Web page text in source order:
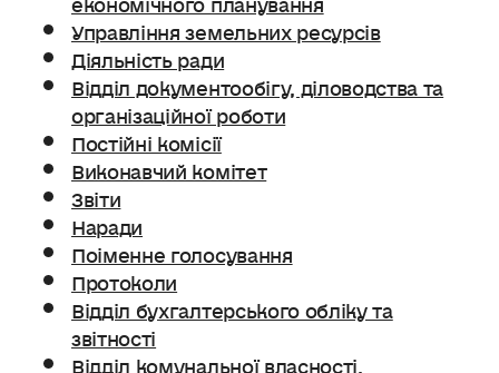
Управління земельних ресурсів
Діяльність ради
Відділ документообігу, діловодства та
організаційної роботи
Постійні комісії
Виконавчий комітет
Звіти
Наради
Поіменне голосування
Протоколи
Відділ бухгалтерського обліку та
звітності
Відділ комунальної власності,